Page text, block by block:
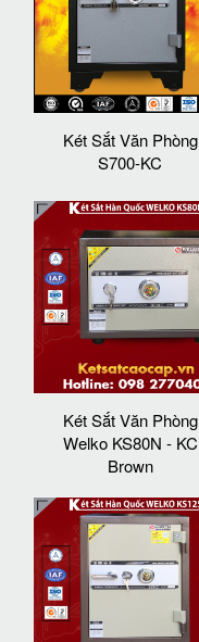
Két Sắt Văn Phòng
S700-KC
Két Sắt Văn Phòng
Welko KS80N - KC
Brown